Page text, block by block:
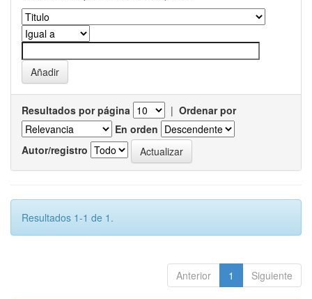
Resultados por página | Ordenar por
En orden
Autor/registro
Resultados 1-1 de 1.
Anterior 1 Siguiente